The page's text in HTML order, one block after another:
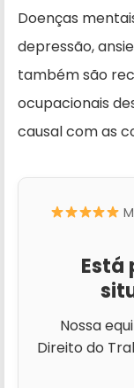
Doenças
depressão,
também são
ocupacionais
causal com as
Está
Nossa
Direito do